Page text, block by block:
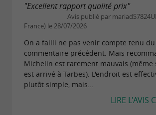
"Excellent rapport qualité prix"
Avis publié par
France) le 28/07/2026
On a failli ne pas venir compte tenu du
commentaire précédent. Mais
Michelin est rarement mauvais (même
est arrivé à Tarbes). L'endroit est
plutôt simple, mais...
LIRE L'AVIS